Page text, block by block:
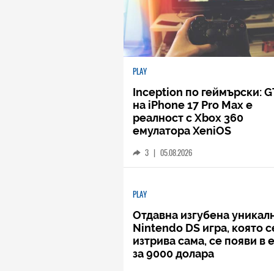
PLAY
Inception по геймърски:
на iPhone 17 Pro Max е
реалност с Xbox 360
емулатора XeniOS
3 | 05.08.2026
PLAY
Отдавна изгубена
Nintendo DS игра, която
изтрива сама, се появи в
за 9000 долара